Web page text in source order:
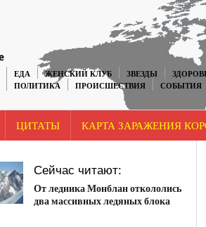
ЕДА ЖЕНСКИЙ КЛУБ ЗВЕЗДЫ
ПОЛИТИКА ПРОИСШЕСТВИЯ СОБЫТИЯ
ЦИТАТЫ КАРТА ЗАРАЖЕНИЯ
Сейчас читают:
От ледника Монблан откололись
два массивных ледяных блока